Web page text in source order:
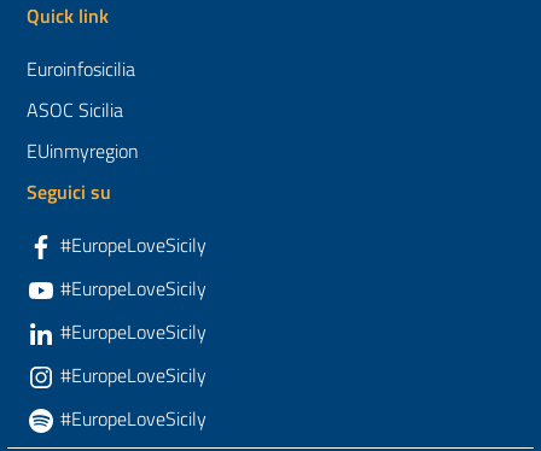
Quick link
Euroinfosicilia
ASOC Sicilia
EUinmyregion
Seguici su
#EuropeLoveSicily
#EuropeLoveSicily
#EuropeLoveSicily
#EuropeLoveSicily
#EuropeLoveSicily